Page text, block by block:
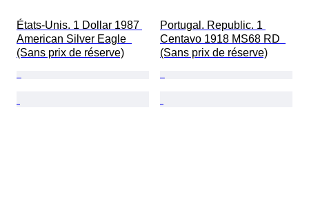
États-Unis. 1 Dollar 1987
American Silver Eagle
(Sans prix de réserve)
Portugal. Republic. 1
Centavo 1918 MS68 RD
(Sans prix de réserve)